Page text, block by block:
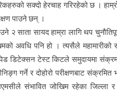
सक्दो हेरचाह गरिरहेको छ ।
पाउने छन् ।
२ साता सायद हाम्रा लागि थप
अवधि पनि हो । त्यसैले महामारीको
डिटेक्सन टेस्ट किटले समुदायमा
गर्ने र दोहोरो परीक्षणबाट
संभावित जोखिम रहेका जिल्ला